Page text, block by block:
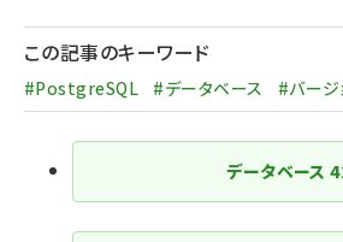
送
り
この記事のキーワード
#PostgreSQL #データベース #バージ
データベース